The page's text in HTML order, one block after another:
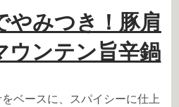
やみつき！豚肩
ウンテン旨辛鍋
ベースに、スパイシーに仕上